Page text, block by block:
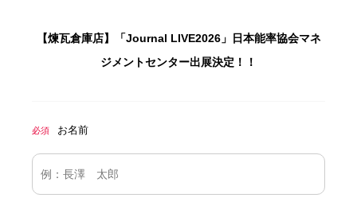
【煉瓦倉庫店】「Journal LIVE2026」日本能率協会マネ
ジメントセンター出展決定！！
必須 お名前